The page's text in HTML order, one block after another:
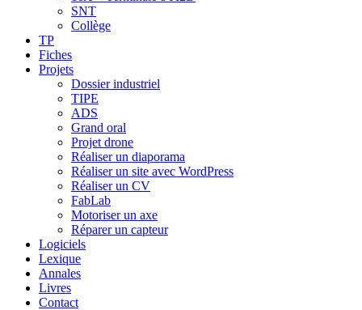
SNT
Collège
TP
Fiches
Projets
Dossier industriel
TIPE
ADS
Grand oral
Projet drone
Réaliser un diaporama
Réaliser un site avec WordPress
Réaliser un CV
FabLab
Motoriser un axe
Réparer un capteur
Logiciels
Lexique
Annales
Livres
Contact